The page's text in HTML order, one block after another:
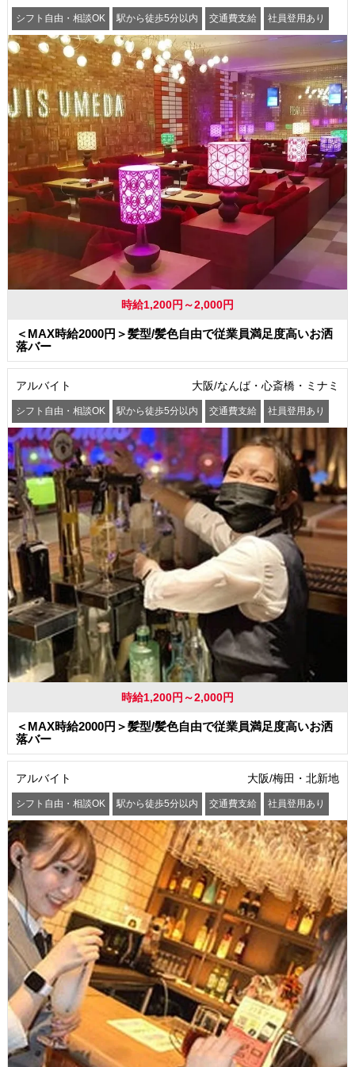
シフト自由・相談OK 駅から徒歩5分以内 交通費支給 社員登用あり
時給1,200円～2,000円
＜MAX時給2000円＞髪型/髪色自由で従業員満足度高いお洒
落バー
アルバイト 大阪/なんば・心斎橋・ミナミ
シフト自由・相談OK 駅から徒歩5分以内 交通費支給 社員登用あり
時給1,200円～2,000円
＜MAX時給2000円＞髪型/髪色自由で従業員満足度高いお洒
落バー
アルバイト 大阪/梅田・北新地
シフト自由・相談OK 駅から徒歩5分以内 交通費支給 社員登用あり